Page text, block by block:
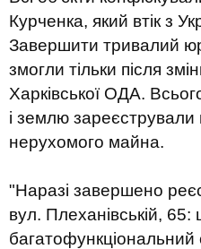
Курченка, який втік з
Завершити тривалий
змогли тільки після
Харківської ОДА.
і землю
нерухомого майна.
"Наразі завершено
вул. Плеханівській, 65:
багатофункціональний